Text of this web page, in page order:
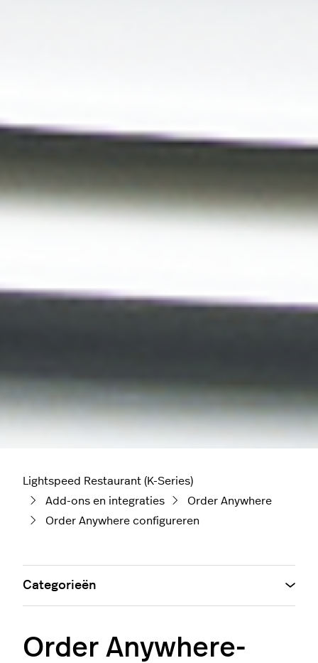
Lightspeed Restaurant (K-Series)
Add-ons en integraties
Order Anywhere
Order Anywhere configureren
Order Anywhere-
Categorieën